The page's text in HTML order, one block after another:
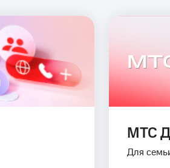
МТС
Для